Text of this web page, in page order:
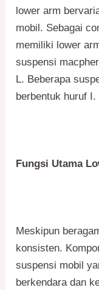
lower arm
mobil. Sebagai
memiliki lower
suspensi
L. Beberapa
berbentuk huruf I.
Fungsi Utama
Meskipun
konsisten.
suspensi mobil
berkendara dan